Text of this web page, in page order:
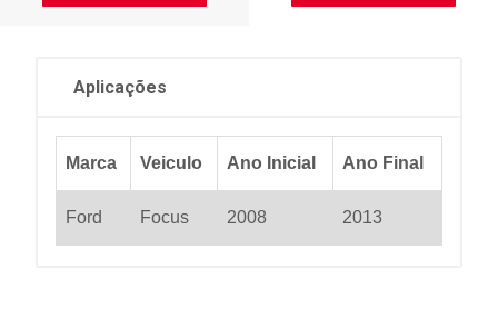
Aplicações
Marca Veiculo Ano Inicial Ano Final
Ford Focus 2008 2013